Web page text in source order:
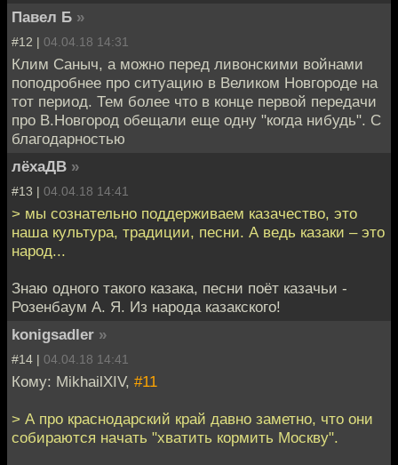
Павел Б »
#12 | 04.04.18 14:31
Клим Саныч, а можно перед ливонскими войнами
поподробнее про ситуацию в Великом Новгороде на
тот период. Тем более что в конце первой передачи
про В.Новгород обещали еще одну "когда нибудь". С
благодарностью
лёхаДВ »
#13 | 04.04.18 14:41
> мы сознательно поддерживаем казачество, это
наша культура, традиции, песни. А ведь казаки – это
народ...
Знаю одного такого казака, песни поёт казачьи -
Розенбаум А. Я. Из народа казакского!
konigsadler »
#14 | 04.04.18 14:41
Кому: MikhailXIV, #11
> А про краснодарский край давно заметно, что они
собираются начать "хватить кормить Москву".